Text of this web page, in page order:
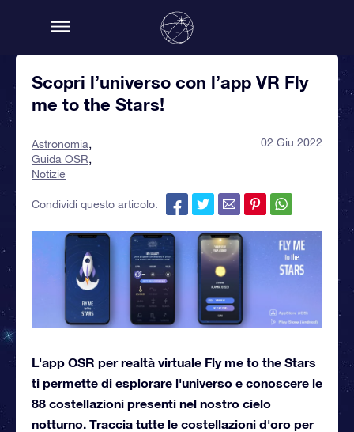
Scopri l’universo con l’app VR Fly
me to the Stars!
Astronomia
Guida OSR
Notizie
02 Giu 2022
Condividi questo articolo:
L'app OSR per realtà virtuale Fly me to the Stars
ti permette di esplorare l'universo e conoscere le
88 costellazioni presenti nel nostro cielo
notturno. Traccia tutte le costellazioni d'oro per